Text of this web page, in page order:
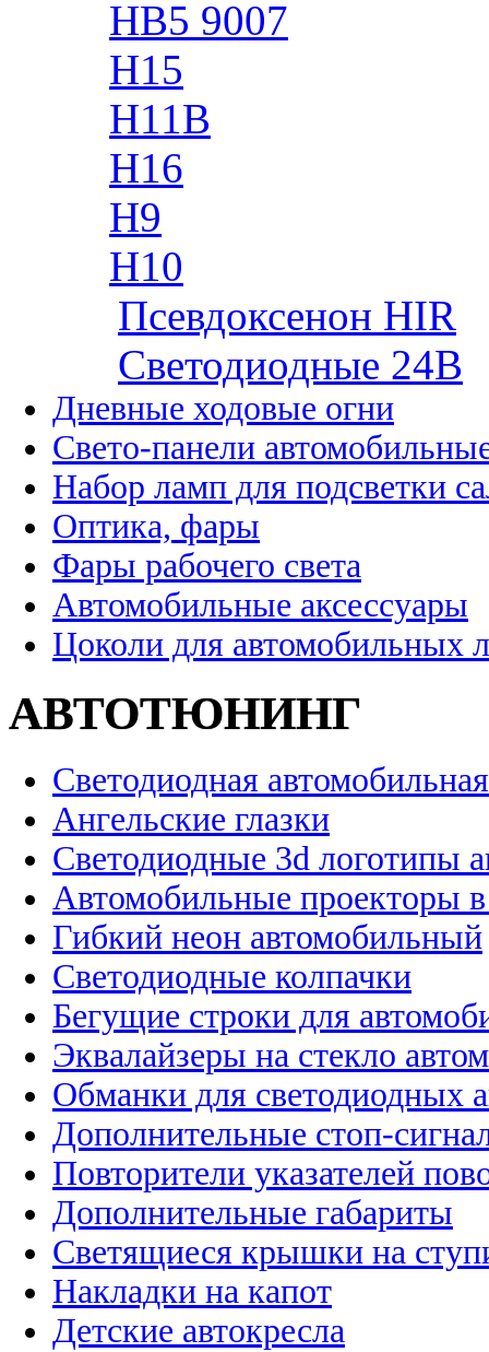
HB5 9007
H15
H11B
H16
H9
H10
Псевдоксенон HIR
Cветодиодные 24B
Дневные ходовые огни
Свето-панели
Набор ламп для подсветки
Оптика, фары
Фары рабочего света
Автомобильные аксессуары
Цоколи для автомобильных
АВТОТЮНИНГ
Светодиодная
Ангельские глазки
Светодиодные 3d логотипы
Автомобильные проекторы
Гибкий неон автомобильный
Светодиодные колпачки
Бегущие строки для
Эквалайзеры на стекло
Обманки для светодиодных
Дополнительные стоп-
Повторители указателей
Дополнительные габариты
Светящиеся крышки на
Накладки на капот
Детские автокресла